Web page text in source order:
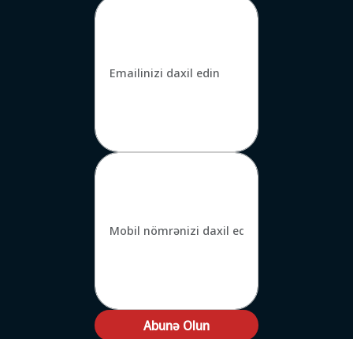
Abunə Olun